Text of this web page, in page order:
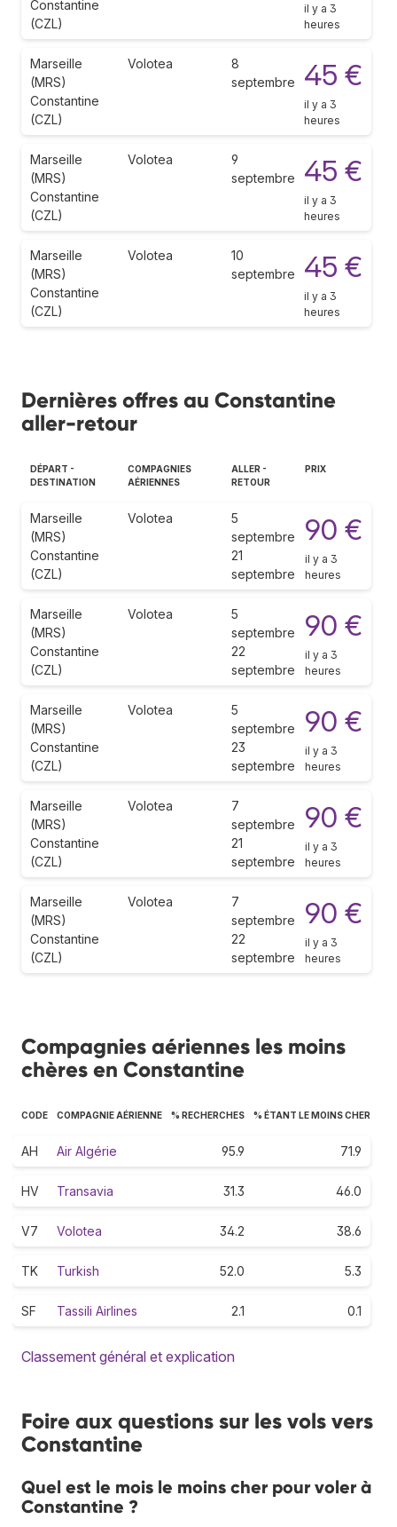
Constantine
(CZL)
il y a 3
heures
Marseille
(MRS)
Constantine
(CZL)
Volotea
8
septembre
45 €
il y a 3
heures
Marseille
(MRS)
Constantine
(CZL)
Volotea
9
septembre
45 €
il y a 3
heures
Marseille
(MRS)
Constantine
(CZL)
Volotea
10
septembre
45 €
il y a 3
heures
Dernières offres au Constantine
aller-retour
DÉPART -
DESTINATION
COMPAGNIES
AÉRIENNES
ALLER -
RETOUR
PRIX
Marseille
(MRS)
Constantine
(CZL)
Volotea
5
septembre
21
septembre
90 €
il y a 3
heures
Marseille
(MRS)
Constantine
(CZL)
Volotea
5
septembre
22
septembre
90 €
il y a 3
heures
Marseille
(MRS)
Constantine
(CZL)
Volotea
5
septembre
23
septembre
90 €
il y a 3
heures
Marseille
(MRS)
Constantine
(CZL)
Volotea
7
septembre
21
septembre
90 €
il y a 3
heures
Marseille
(MRS)
Constantine
(CZL)
Volotea
7
septembre
22
septembre
90 €
il y a 3
heures
Compagnies aériennes les moins
chères en Constantine
CODE COMPAGNIE AÉRIENNE % RECHERCHES % ÉTANT LE MOINS CHER
AH Air Algérie 95.9 71.9
HV Transavia 31.3 46.0
V7 Volotea 34.2 38.6
TK Turkish 52.0 5.3
SF Tassili Airlines 2.1 0.1
Classement général et explication
Foire aux questions sur les vols vers
Constantine
Quel est le mois le moins cher pour voler à
Constantine ?